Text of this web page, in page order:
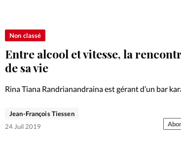
Non classé
Entre alcool et vitesse, la
de sa vie
Rina Tiana Randrianandraina est gérant d’un bar
Alors que sa vie est dominée par l’addiction, il se laisse
rencontrer par Jésus. Un changement qui a…
Jean-François Tiessen
24 Juil 2019